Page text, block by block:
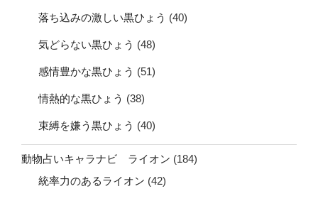
落ち込みの激しい黒ひょう (40)
気どらない黒ひょう (48)
感情豊かな黒ひょう (51)
情熱的な黒ひょう (38)
束縛を嫌う黒ひょう (40)
動物占いキャラナビ ライオン (184)
統率力のあるライオン (42)